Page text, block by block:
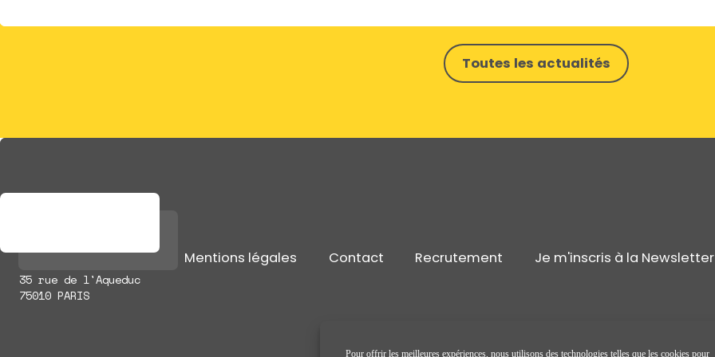
Pour offrir les meilleures expériences, nous utilisons des technologies telles que les cookies pour
Toutes les actualités
35 rue de l'Aqueduc
75010 PARIS
Mentions légales Contact Recrutement Je m'inscris à la Newsletter